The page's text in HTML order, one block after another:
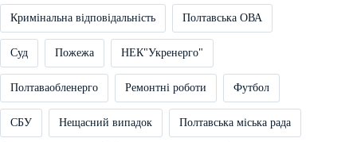
Кримінальна відповідальність Полтавська ОВА
Суд Пожежа НЕК"Укренерго"
Полтаваобленерго Ремонтні роботи Футбол
СБУ Нещасний випадок Полтавська міська рада